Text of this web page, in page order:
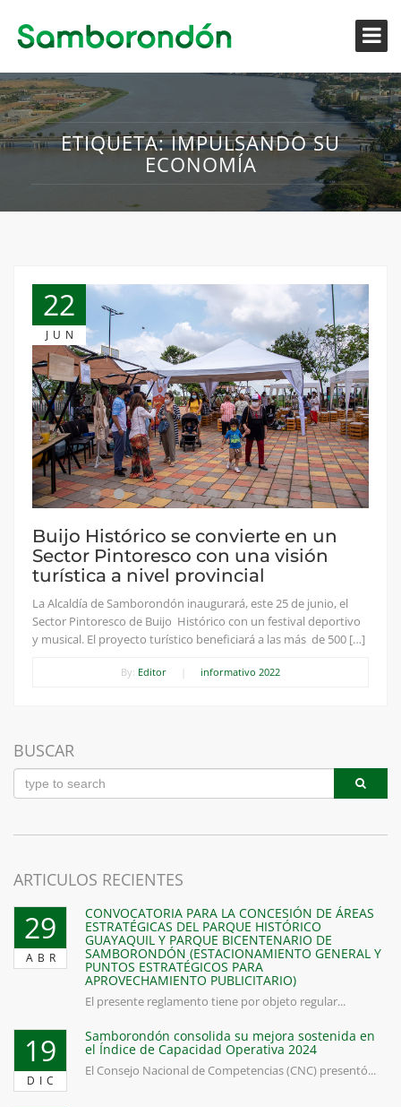
ETIQUETA:IMPULSANDO SU
ECONOMÍA
22
JUN
Buijo Histórico se convierte en un
Sector Pintoresco con una visión
turística a nivel provincial
La Alcaldía de Samborondón inaugurará, este 25 de junio, el
Sector Pintoresco de Buijo Histórico con un festival deportivo
y musical. El proyecto turístico beneficiará a las más de 500 […]
By: Editor informativo 2022
BUSCAR
ARTICULOS RECIENTES
29
ABR
CONVOCATORIA PARA LA CONCESIÓN DE ÁREAS
ESTRATÉGICAS DEL PARQUE HISTÓRICO
GUAYAQUIL Y PARQUE BICENTENARIO DE
SAMBORONDÓN (ESTACIONAMIENTO GENERAL Y
PUNTOS ESTRATÉGICOS PARA
APROVECHAMIENTO PUBLICITARIO)
El presente reglamento tiene por objeto regular...
19
DIC
Samborondón consolida su mejora sostenida en
el Índice de Capacidad Operativa 2024
El Consejo Nacional de Competencias (CNC) presentó...